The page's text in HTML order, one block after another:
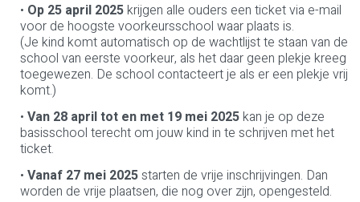
Op 25 april 2025 krijgen alle ouders een ticket via e-mail
voor de hoogste voorkeursschool waar plaats is.
(Je kind komt automatisch op de wachtlijst te staan van de
school van eerste voorkeur, als het daar geen plekje kreeg
toegewezen. De school contacteert je als er een plekje vrij
komt.)
Van 28 april tot en met 19 mei 2025 kan je op deze
basisschool terecht om jouw kind in te schrijven met het
ticket.
Vanaf 27 mei 2025starten de vrije inschrijvingen. Dan
worden de vrije plaatsen, die nog over zijn, opengesteld.